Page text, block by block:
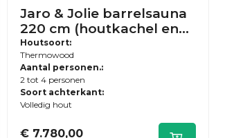
Jaro & Jolie barrelsauna
220 cm (houtkachel en
houten achterwand) -
Thermowood - inclusief
dakshingles en elzen
vloer
Houtsoort:
Thermowood
Aantal personen.:
2 tot 4 personen
Soort achterkant:
Volledig hout
€ 7.780,00